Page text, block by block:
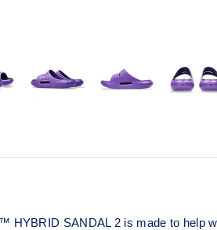
HYBRID SANDAL 2 is made to help